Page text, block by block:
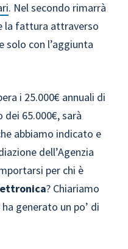
. Nel secondo rimarrà
la fattura attraverso
con l’aggiunta
i 25.000€ annuali di
65.000€, sarà
abbiamo indicato e
dell’Agenzia
per chi è
? Chiariamo
generato un po’ di